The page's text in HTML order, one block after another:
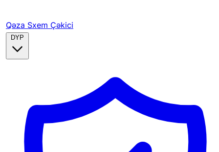
Qəza Sxem Çəkici
DYP